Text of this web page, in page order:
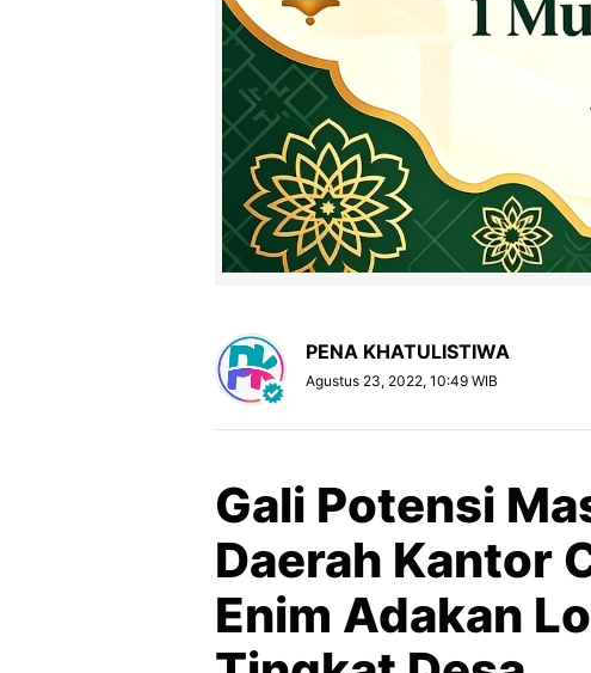
PENA KHATULISTIWA
Agustus 23, 2022, 10:49 WIB
Gali Potensi
Daerah Kantor
Enim Adakan